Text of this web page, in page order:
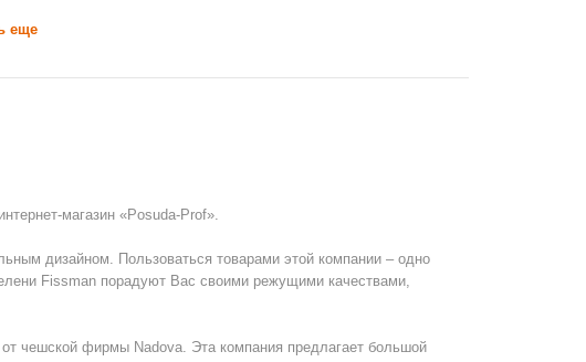
еще
магазин «Posuda-Prof».
дизайном. Пользоваться товарами этой компании – одно
Fissman порадуют Вас своими режущими качествами,
чешской фирмы Nadova. Эта компания предлагает большой